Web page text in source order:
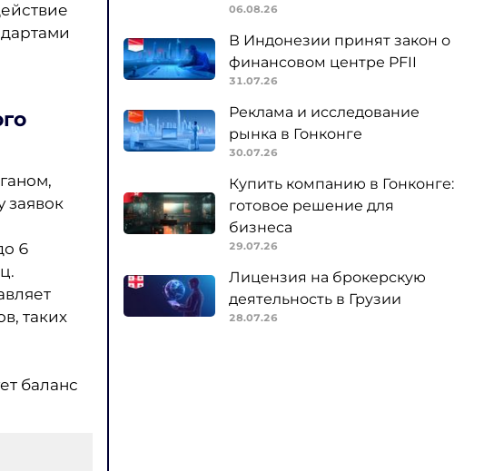
заявок
6
таких
баланс
06.08.26
В Индонезии принят закон о
финансовом центре PFII
31.07.26
Реклама и исследование
рынка в Гонконге
30.07.26
Купить компанию в Гонконге:
готовое решение для
бизнеса
29.07.26
Лицензия на брокерскую
деятельность в Грузии
28.07.26